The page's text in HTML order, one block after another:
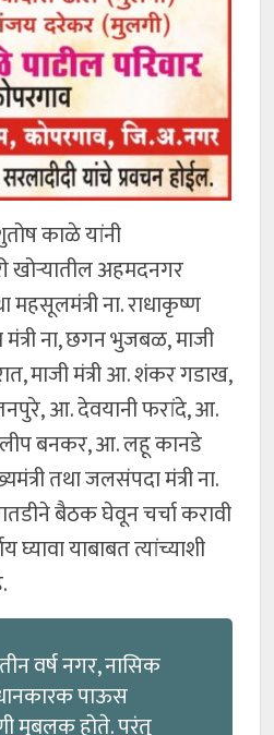
काळे यांनी
खोऱ्यातील अहमदनगर
महसूलमंत्री ना. राधाकृष्ण
मंत्री ना, छगन भुजबळ, माजी
माजी मंत्री आ. शंकर गडाख,
तनपुरे, आ. देवयानी फरांदे, आ.
बनकर, आ. लहू कानडे
तथा जलसंपदा मंत्री ना.
बैठक घेवून चर्चा करावी
घ्यावा याबाबत त्यांच्याशी
वर्ष नगर, नासिक
पाऊस
मुबलक होते. परंतु